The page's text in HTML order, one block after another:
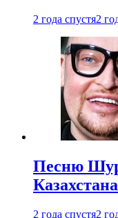
2 года спустя2
Песню
Казахстана
2 года спустя2